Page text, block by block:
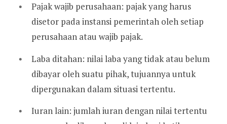
Pajak wajib perusahaan: pajak yang harus
disetor pada instansi pemerintah oleh setiap
perusahaan atau wajib pajak.
Laba ditahan: nilai laba yang tidak atau belum
dibayar oleh suatu pihak, tujuannya untuk
dipergunakan dalam situasi tertentu.
Iuran lain: jumlah iuran dengan nilai tertentu